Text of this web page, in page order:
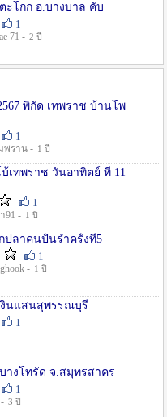
ะโกก อ.บางบาล คับ
1
71 - 2 ปี
พิกัด เทพราช บ้านโพ
1
พราน - 1 ปี
เทพราช วันอาทิตย์ ที่ 11
1
91 - 1 ปี
ลาคนปั้นรำครั้งที่5
1
- 1 ปี
นแสนสุพรรณบุรี
1
างโทรัด จ.สมุทรสาคร
1
3 ปี